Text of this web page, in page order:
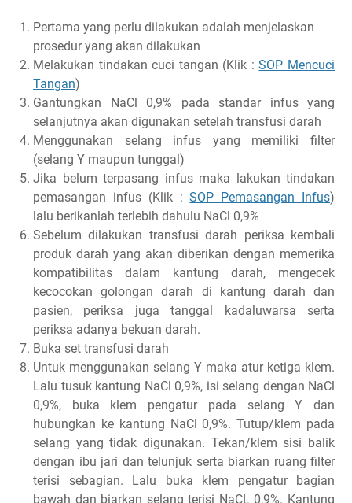
Pertama yang perlu dilakukan adalah menjelaskan
prosedur yang akan dilakukan
Melakukan tindakan cuci tangan (Klik :SOP Mencuci
Tangan)
Gantungkan NaCl 0,9% pada standar infus yang
selanjutnya akan digunakan setelah transfusi darah
Menggunakan selang infus yang memiliki filter
(selang Y maupun tunggal)
Jika belum terpasang infus maka lakukan tindakan
pemasangan infus (Klik :SOP Pemasangan Infus)
lalu berikanlah terlebih dahulu NaCl 0,9%
Sebelum dilakukan transfusi darah periksa kembali
produk darah yang akan diberikan dengan memerika
kompatibilitas dalam kantung darah, mengecek
kecocokan golongan darah di kantung darah dan
pasien, periksa juga tanggal kadaluwarsa serta
periksa adanya bekuan darah.
Buka set transfusi darah
Untuk menggunakan selang Y maka atur ketiga klem.
Lalu tusuk kantung NaCl 0,9%, isi selang dengan NaCl
0,9%, buka klem pengatur pada selang Y dan
hubungkan ke kantung NaCl 0,9%. Tutup/klem pada
selang yang tidak digunakan. Tekan/klem sisi balik
dengan ibu jari dan telunjuk serta biarkan ruang filter
terisi sebagian. Lalu buka klem pengatur bagian
bawah dan biarkan selang terisi NaCL 0,9%. Kantung